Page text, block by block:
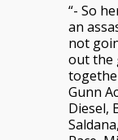
“- So
an
not
out the
Gunn
Diesel,